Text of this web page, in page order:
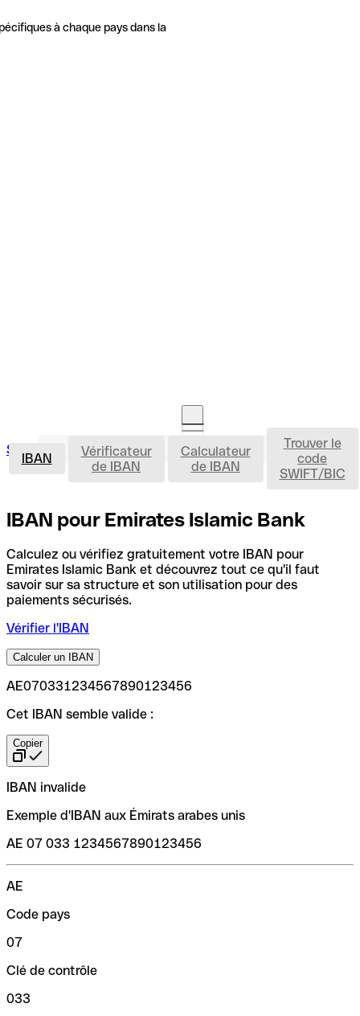
à chaque pays dans la
Se connecterOuvrir un compte IBAN
IBAN
Vérificateur
de IBAN
Calculateur
de IBAN
Trouver le
code
SWIFT/BIC
IBAN pour Emirates Islamic Bank
Calculez ou vérifiez gratuitement votre IBAN pour
Emirates Islamic Bank et découvrez tout ce qu'il faut
savoir sur sa structure et son utilisation pour des
paiements sécurisés.
Vérifier l'IBAN
Calculer un IBAN
AE070331234567890123456
Cet IBAN semble valide :
Copier
IBAN invalide
Exemple d'IBAN aux Émirats arabes unis
AE 07 033 1234567890123456
AE
Code pays
07
Clé de contrôle
033